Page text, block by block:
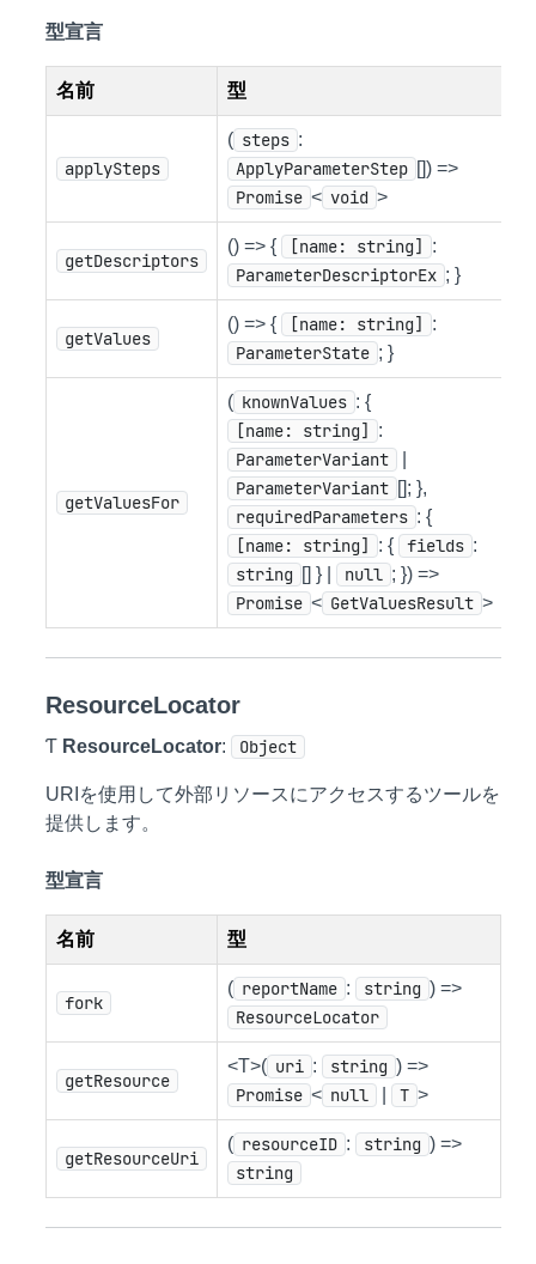
型宣言
名前 型
applySteps
( steps :
ApplyParameterStep []) =>
Promise < void >
getDescriptors
() => { [name: string] :
ParameterDescriptorEx ; }
getValues
() => { [name: string] :
ParameterState ; }
getValuesFor
( knownValues : {
[name: string] :
ParameterVariant
ParameterVariant []; },
requiredParameters : {
[name: string] : { fields :
string [] } | null ; }) =>
Promise < GetValuesResult >
ResourceLocator
Ƭ ResourceLocator: Object
URIを使用して外部リソースにアクセスするツールを
提供します。
型宣言
名前 型
fork
( reportName : string ) =>
ResourceLocator
getResource
<T>( uri : string ) =>
Promise < null T >
getResourceUri
( resourceID : string ) =>
string